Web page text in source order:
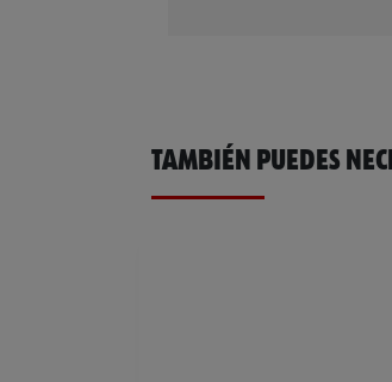
TAMBIÉN PUEDES